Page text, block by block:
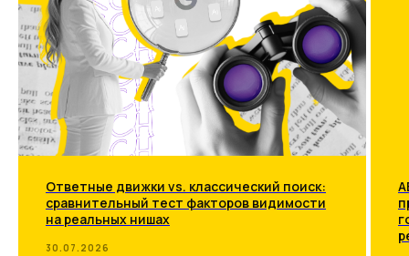
Ответные движки vs. классический поиск:
сравнительный тест факторов видимости
на реальных нишах
30.07.2026